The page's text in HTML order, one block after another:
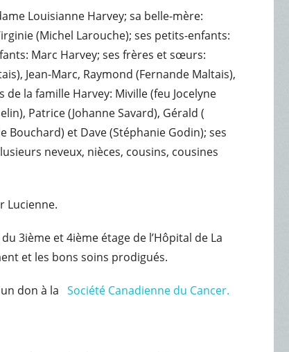
Louisianne Harvey; sa belle-mère:
(Michel Larouche); ses petits-enfants:
Marc Harvey; ses frères et sœurs:
Jean-Marc, Raymond (Fernande Maltais),
la famille Harvey: Miville (feu Jocelyne
Patrice (Johanne Savard), Gérald (
et Dave (Stéphanie Godin); ses
neveux, nièces, cousins, cousines
Lucienne.
3ième et 4ième étage de l’Hôpital de La
et les bons soins prodigués.
un don à laSociété Canadienne du Cancer.